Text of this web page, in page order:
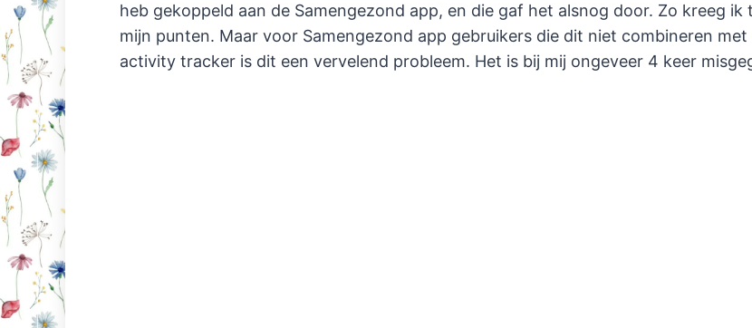
heb gekoppeld aan de Samengezond app, en die gaf het alsnog door. Zo kreeg ik
mijn punten. Maar voor Samengezond app gebruikers die dit niet combineren met
activity tracker is dit een vervelend probleem. Het is bij mij ongeveer 4 keer